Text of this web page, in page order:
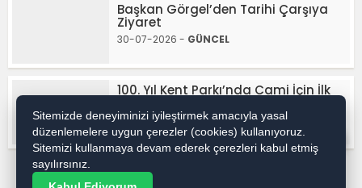
Başkan Görgel’den Tarihi Çarşıya
Ziyaret
30-07-2026 - GÜNCEL
100. Yıl Kent Parkı’nda Cami İçin İlk
30-07-2026 -GÜNCEL
Sitemizde deneyiminizi iyileştirmek amacıyla yasal
düzenlemelere uygun çerezler (cookies) kullanıyoruz.
Sitemizi kullanmaya devam ederek çerezleri kabul etmiş
sayılırsınız.
WhatsApp İhbar / Reklam